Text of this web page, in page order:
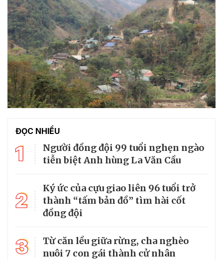
ĐỌC NHIỀU
1
Người đồng đội 99 tuổi nghẹn ngào
tiễn biệt Anh hùng La Văn Cầu
2
Ký ức của cựu giao liên 96 tuổi trở
thành “tấm bản đồ” tìm hài cốt
đồng đội
3
Từ căn lều giữa rừng, cha nghèo
nuôi 7 con gái thành cử nhân